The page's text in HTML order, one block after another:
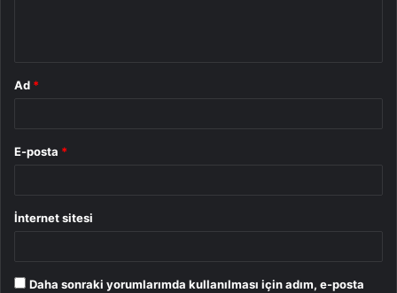
Ad *
E-posta *
İnternet sitesi
Daha sonraki yorumlarımda kullanılması için adım, e-posta